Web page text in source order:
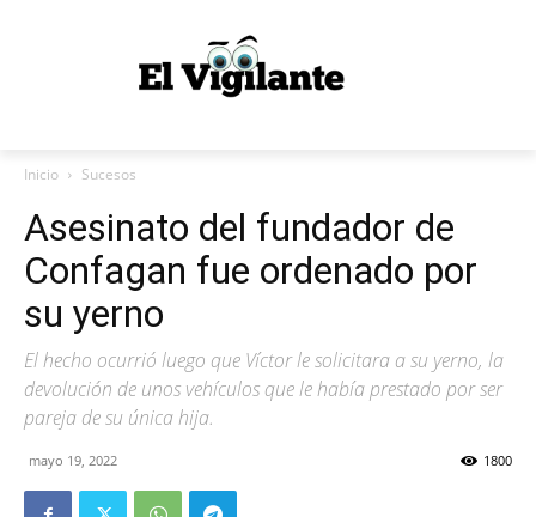
Inicio Sucesos
Asesinato del fundador de
Confagan fue ordenado por
su yerno
El hecho ocurrió luego que Víctor le solicitara a su yerno, la
devolución de unos vehículos que le había prestado por ser
pareja de su única hija.
mayo 19, 2022 1800